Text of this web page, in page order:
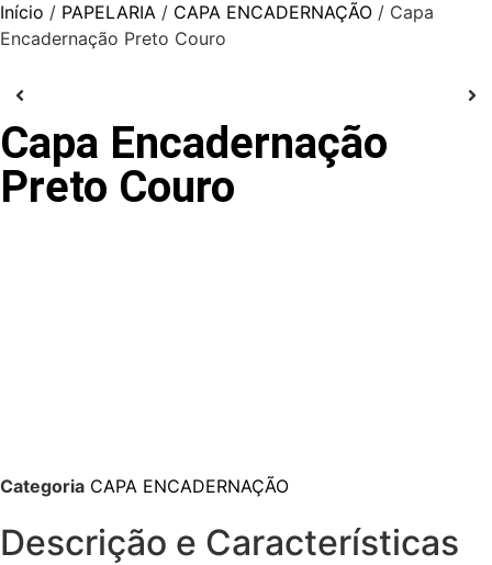
Início / PAPELARIA / CAPA ENCADERNAÇÃO / Capa
Encadernação Preto Couro
Capa Encadernação
Preto Couro
Categoria CAPA ENCADERNAÇÃO
Descrição e Características